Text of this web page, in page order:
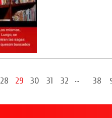
28 29 30 31 32 ... 38